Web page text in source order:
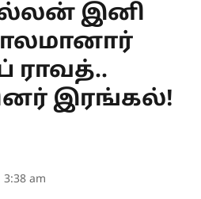
இனி
ராவத்..
இரங்கல்!
3:38 am